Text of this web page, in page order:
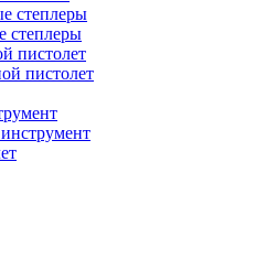
степлеры
степлеры
пистолет
пистолет